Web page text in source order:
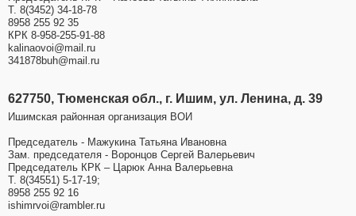
Т. 8(3452) 34-18-78
8958 255 92 35
КРК 8-958-255-91-88
kalinaovoi@mail.ru
341878buh@mail.ru
627750, Тюменская обл., г. Ишим, ул. Ленина, д. 39
Ишимская районная организация ВОИ
Председатель - Мажукина Татьяна Ивановна
Зам. председателя - Воронцов Сергей Валерьевич
Председатель КРК – Царюк Анна Валерьевна
Т. 8(34551) 5-17-19;
8958 255 92 16
ishimrvoi@rambler.ru